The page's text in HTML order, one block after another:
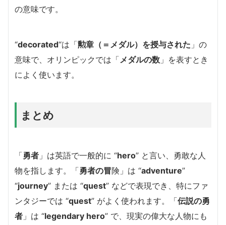
の意味です。
“decorated“は「勲章（＝メダル）を授与された 」の
意味で、オリンピックでは「 メダルの数 」を表すとき
によく使います。
まとめ
「勇者 」は英語で一般的に “hero” と言い、勇敢な人
物を指します。「勇者の冒険」は “adventure”
“journey” または “quest” などで表現でき、特にファ
ンタジーでは “quest” がよく使われます。「伝説の勇
者 」は “legendary hero” で、現実の偉大な人物にも